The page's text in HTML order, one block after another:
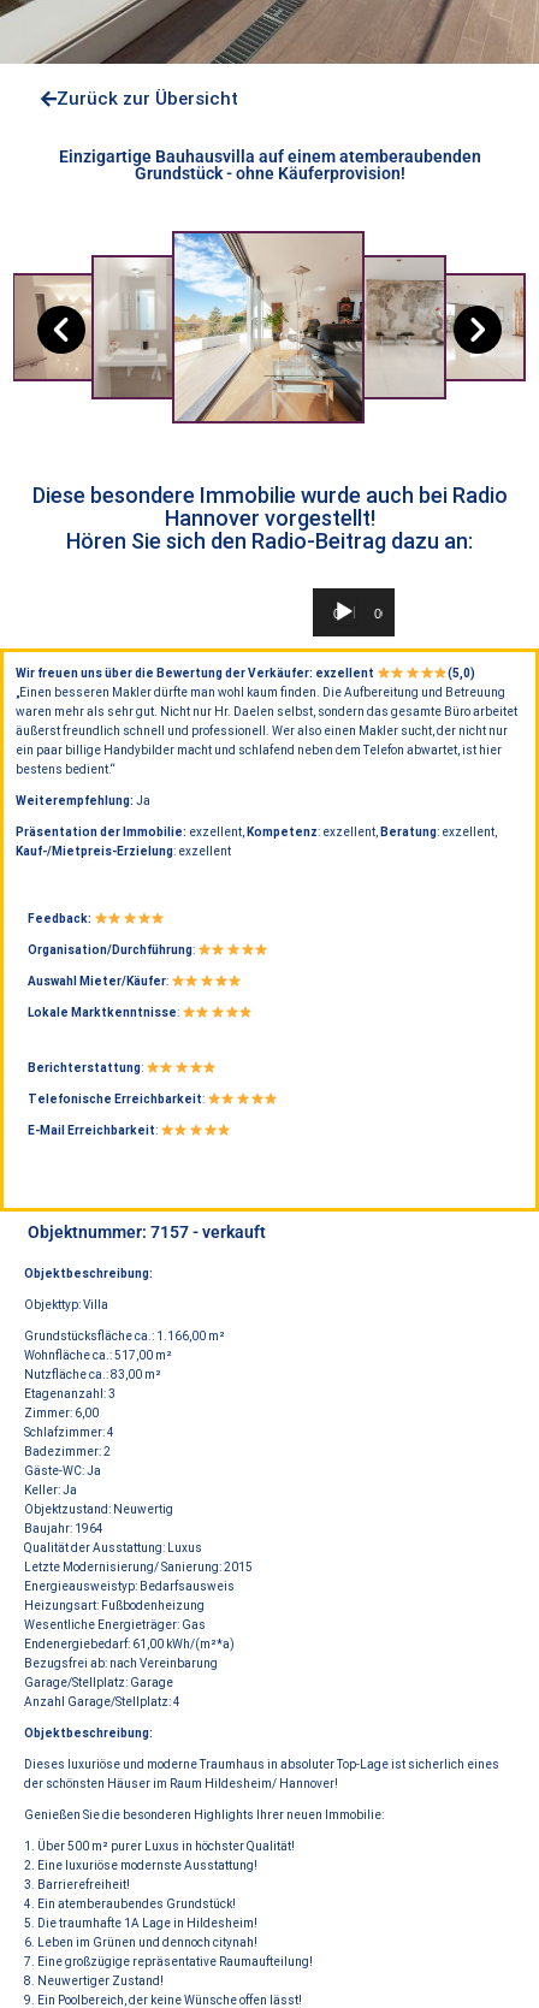
Zurück zur Übersicht
Einzigartige Bauhausvilla auf einem atemberaubenden
Grundstück - ohne Käuferprovision!
Diese besondere Immobilie wurde auch bei Radio
Hannover vorgestellt!
Hören Sie sich den Radio-Beitrag dazu an:
Audio-
Player
00:00 00:00
Wir freuen uns über die Bewertung der Verkäufer: exzellent
(5,0)
„Einen besseren Makler dürfte man wohl kaum finden. Die Aufbereitung und Betreuung
waren mehr als sehr gut. Nicht nur Hr. Daelen selbst, sondern das gesamte Büro arbeitet
äußerst freundlich schnell und professionell. Wer also einen Makler sucht, der nicht nur
ein paar billige Handybilder macht und schlafend neben dem Telefon abwartet, ist hier
bestens bedient.“
Weiterempfehlung: Ja
Präsentation der Immobilie: exzellent, Kompetenz: exzellent, Beratung: exzellent,
Kauf-/Mietpreis-Erzielung: exzellent
Feedback:
Organisation/Durchführung:
Auswahl Mieter/Käufer:
Lokale Marktkenntnisse:
Berichterstattung:
Telefonische Erreichbarkeit:
E-Mail Erreichbarkeit:
Objektnummer: 7157 - verkauft
Objektbeschreibung:
Objekttyp: Villa
Grundstücksfläche ca.: 1.166,00 m²
Wohnfläche ca.: 517,00 m²
Nutzfläche ca.: 83,00 m²
Etagenanzahl: 3
Zimmer: 6,00
Schlafzimmer: 4
Badezimmer: 2
Gäste-WC: Ja
Keller: Ja
Objektzustand: Neuwertig
Baujahr: 1964
Qualität der Ausstattung: Luxus
Letzte Modernisierung/ Sanierung: 2015
Energieausweistyp: Bedarfsausweis
Heizungsart: Fußbodenheizung
Wesentliche Energieträger: Gas
Endenergiebedarf: 61,00 kWh/(m²*a)
Bezugsfrei ab: nach Vereinbarung
Garage/Stellplatz: Garage
Anzahl Garage/Stellplatz: 4
Objektbeschreibung:
Dieses luxuriöse und moderne Traumhaus in absoluter Top-Lage ist sicherlich eines
der schönsten Häuser im Raum Hildesheim/ Hannover!
Genießen Sie die besonderen Highlights Ihrer neuen Immobilie:
1. Über 500 m² purer Luxus in höchster Qualität!
2. Eine luxuriöse modernste Ausstattung!
3. Barrierefreiheit!
4. Ein atemberaubendes Grundstück!
5. Die traumhafte 1A Lage in Hildesheim!
6. Leben im Grünen und dennoch citynah!
7. Eine großzügige repräsentative Raumaufteilung!
8. Neuwertiger Zustand!
9. Ein Poolbereich, der keine Wünsche offen lässt!